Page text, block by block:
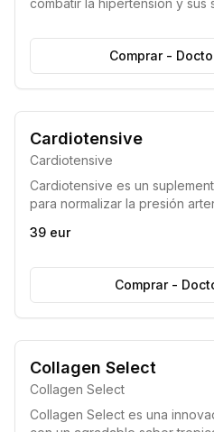
combatir la hipertensión y sus
presión arterial y reduciendo
ofreciendo así una
cardiovasculares graves
derrames cerebrales.
Comprar-
100% orgánico Producto
Cardiotensive
Cardiotensive
Cardiotensive es un
para normalizar la presión
subyacentes de la
como accidentes
39 eur
Comprar-
Garantía de Calidad Certificada
Garantía de Reembolso por
Collagen Select
Collagen Select
Collagen Select es una